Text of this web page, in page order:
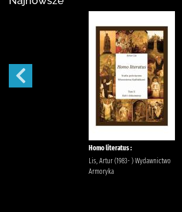
Homo literatus :
Lis, Artur (1983- ) Wydawnictwo
Armoryka